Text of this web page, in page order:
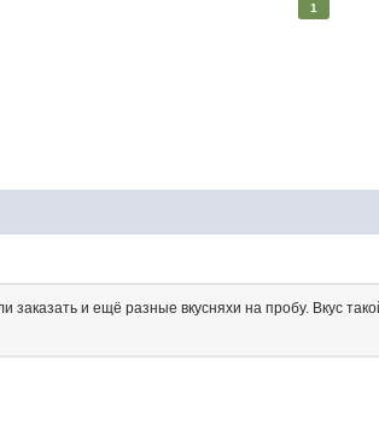
1
и ещё разные вкусняхи на пробу. Вкус